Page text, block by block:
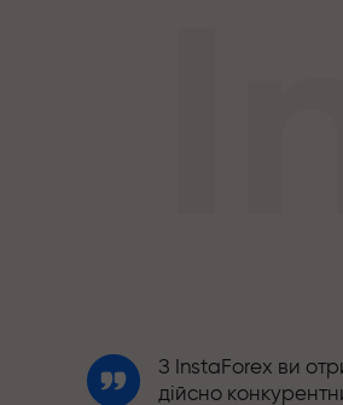
З InstaForex ви
дійсно